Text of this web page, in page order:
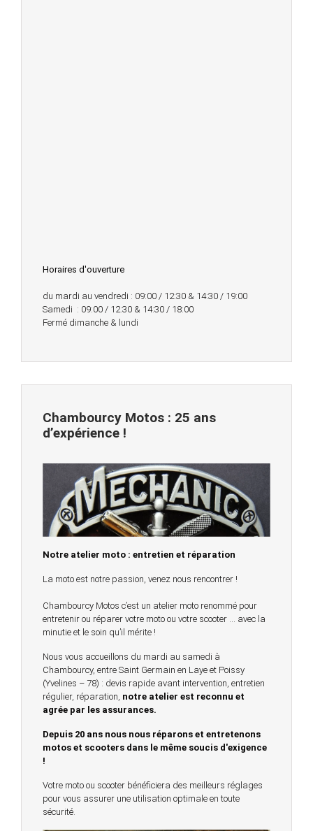
Horaires d'ouverture
du mardi au vendredi : 09:00 / 12:30 & 14:30 / 19:00
Samedi : 09:00 / 12:30 & 14:30 / 18:00
Fermé dimanche & lundi
Chambourcy Motos : 25 ans
d’expérience !
Notre atelier moto : entretien et réparation
La moto est notre passion, venez nous rencontrer !
Chambourcy Motos c’est un atelier moto renommé pour
entretenir ou réparer votre moto ou votre scooter … avec la
minutie et le soin qu’il mérite !
Nous vous accueillons du mardi au samedi à
Chambourcy, entre Saint Germain en Laye et Poissy
(Yvelines – 78) : devis rapide avant intervention, entretien
régulier, réparation, notre atelier est reconnu et
agrée par les assurances.
Depuis 20 ans nous nous réparons et entretenons
motos et scooters dans le même soucis d'exigence
!
Votre moto ou scooter bénéficiera des meilleurs réglages
pour vous assurer une utilisation optimale en toute
sécurité.